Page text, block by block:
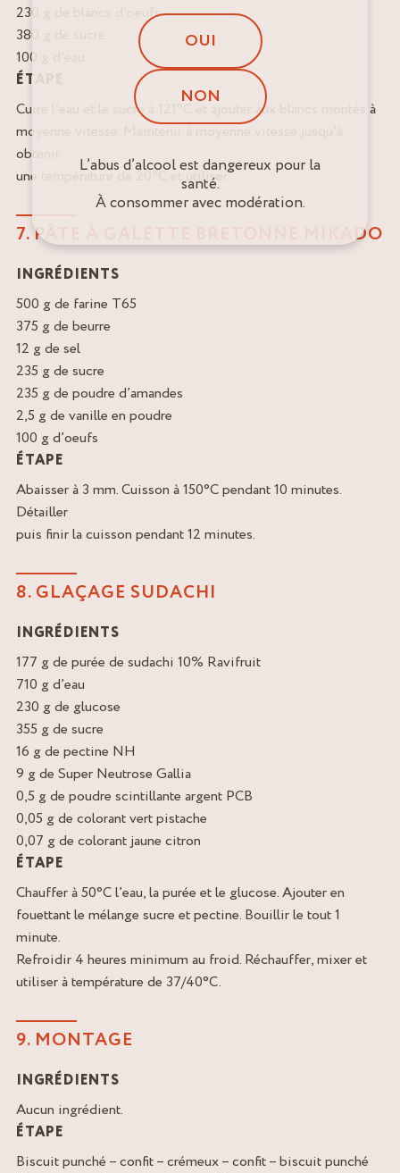
230 g de blancs d’oeufs
380 g de sucre
100 g d’eau
ÉTAPE
Cuire l’eau et le sucre à 121°C et ajouter aux blancs montés à
moyenne vitesse. Maintenir à moyenne vitesse jusqu’à
obtenir
une température de 20°C et utiliser.
7. PÂTE À GALETTE BRETONNE MIKADO
INGRÉDIENTS
500 g de farine T65
375 g de beurre
12 g de sel
235 g de sucre
235 g de poudre d’amandes
2,5 g de vanille en poudre
100 g d’oeufs
ÉTAPE
Abaisser à 3 mm. Cuisson à 150°C pendant 10 minutes.
Détailler
puis finir la cuisson pendant 12 minutes.
8. GLAÇAGE SUDACHI
INGRÉDIENTS
177 g de purée de sudachi 10% Ravifruit
710 g d’eau
230 g de glucose
355 g de sucre
16 g de pectine NH
9 g de Super Neutrose Gallia
0,5 g de poudre scintillante argent PCB
0,05 g de colorant vert pistache
0,07 g de colorant jaune citron
ÉTAPE
Chauffer à 50°C l’eau, la purée et le glucose. Ajouter en
fouettant le mélange sucre et pectine. Bouillir le tout 1
minute.
Refroidir 4 heures minimum au froid. Réchauffer, mixer et
utiliser à température de 37/40°C.
9. MONTAGE
INGRÉDIENTS
Aucun ingrédient.
ÉTAPE
Biscuit punché – confit – crémeux – confit – biscuit punché
OUI
NON
L’abus d’alcool est dangereux pour la
santé.
À consommer avec modération.